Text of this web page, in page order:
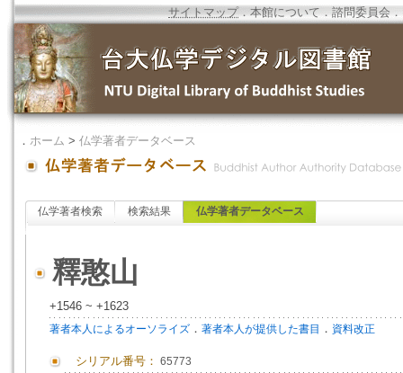
サイトマップ．本館について ．諮問委員会 ．
． ホーム > 仏学著者データベース
仏学著者検索 検索結果 仏学著者データベース
釋憨山
+1546 ~ +1623
著者本人によるオーソライズ ． 著者本人が提供した書目 ． 資料改正
シリアル番号： 65773